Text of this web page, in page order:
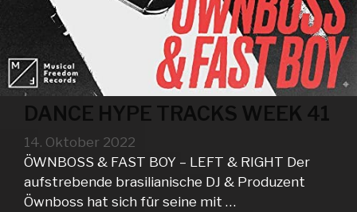
DANCE HYPE TRACKS WEEK 41
14. Oktober 2022
ÖWNBOSS & FAST BOY – LEFT & RIGHT Der
aufstrebende brasilianische DJ & Produzent
Öwnboss hat sich für seine mit …